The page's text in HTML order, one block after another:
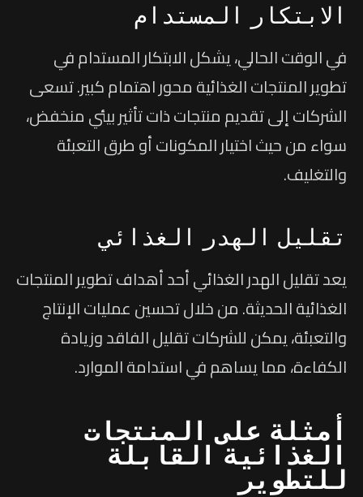
الابتكار المستدام
في الوقت الحالي، يشكل الابتكار المستدام في
تطوير المنتجات الغذائية محور اهتمام كبير. تسعى
الشركات إلى تقديم منتجات ذات تأثير بيئي منخفض،
سواء من حيث اختيار المكونات أو طرق التعبئة
والتغليف.
تقليل الهدر الغذائي
يعد تقليل الهدر الغذائي أحد أهداف تطوير المنتجات
الغذائية الحديثة. من خلال تحسين عمليات الإنتاج
والتعبئة، يمكن للشركات تقليل الفاقد وزيادة
الكفاءة، مما يساهم في استدامة الموارد.
أمثلة على المنتجات
الغذائية القابلة
للتطوير